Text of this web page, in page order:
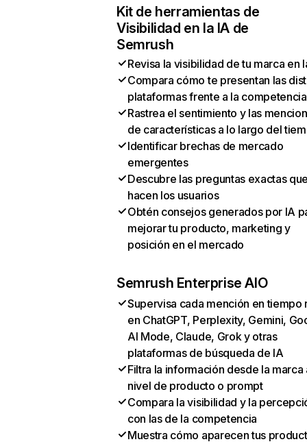
Kit de herramientas de
Visibilidad en la IA de
Semrush
Revisa la visibilidad de tu marca en
Compara cómo te presentan las
plataformas frente a la competencia
Rastrea el sentimiento y las
de características a lo largo del
Identificar brechas de mercado
emergentes
Descubre las preguntas exactas
hacen los usuarios
Obtén consejos generados por IA
mejorar tu producto, marketing y
posición en el mercado
Semrush Enterprise AIO
Supervisa cada mención en tiempo
en ChatGPT, Perplexity, Gemini,
AI Mode, Claude, Grok y otras
plataformas de búsqueda de IA
Filtra la información desde la marca
nivel de producto o prompt
Compara la visibilidad y la
con las de la competencia
Muestra cómo aparecen tus